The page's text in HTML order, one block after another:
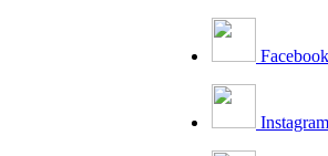
Facebook
Instagram